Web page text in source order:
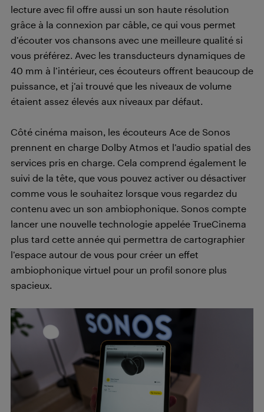
lecture avec fil offre aussi un son haute résolution
grâce à la connexion par câble, ce qui vous permet
d’écouter vos chansons avec une meilleure qualité si
vous préférez. Avec les transducteurs dynamiques de
40 mm à l’intérieur, ces écouteurs offrent beaucoup de
puissance, et j’ai trouvé que les niveaux de volume
étaient assez élevés aux niveaux par défaut.
Côté cinéma maison, les écouteurs Ace de Sonos
prennent en charge Dolby Atmos et l’audio spatial des
services pris en charge. Cela comprend également le
suivi de la tête, que vous pouvez activer ou désactiver
comme vous le souhaitez lorsque vous regardez du
contenu avec un son ambiophonique. Sonos compte
lancer une nouvelle technologie appelée TrueCinema
plus tard cette année qui permettra de cartographier
l’espace autour de vous pour créer un effet
ambiophonique virtuel pour un profil sonore plus
spacieux.